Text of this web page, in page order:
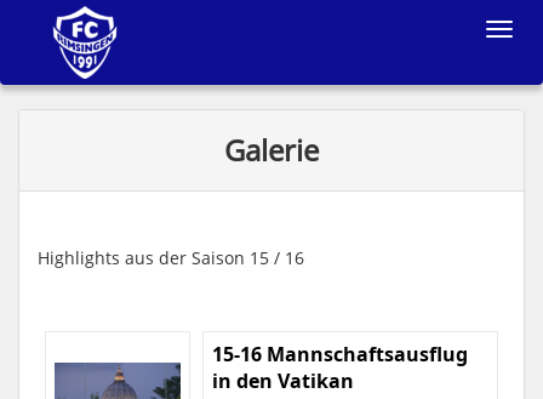
Toggle
Galerie
Highlights aus der Saison 15 / 16
15-16 Mannschaftsausflug
in den Vatikan